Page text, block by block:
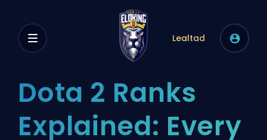
Lealtad
Dota 2 Ranks
Explained: Every